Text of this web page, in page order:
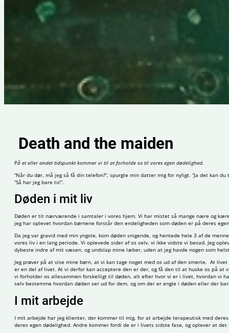
Death and the maiden
På et eller andet tidspunkt kommer vi til at forholde os til vores egen dødelighed.
“Når du dør, må jeg så få din telefon?”, spurgte min datter mig for nyligt. “Ja det kan
“Så har jeg bare to!”.
Døden i mit liv
Døden er tit nærværende i samtaler i vores hjem. Vi har mistet så mange nære og
jeg har oplevet hvordan børnene forstår den endeligheden som døden er på deres
Da jeg var gravid med min yngste, kom døden snigende, og hentede hele 3 af de
vores liv i en lang periode. Vi oplevede sider af os selv, vi ikke vidste vi besad. Jeg
dybeste indre af mit væsen, og undslap mine læber, uden at jeg havde nogen som
Jeg prøver på at vise mine børn, at vi kan tage noget med os ud af den smerte. At
er en del af livet. At vi derfor kan acceptere den er der, og få den til at huske os på
vi forholder os allesammen forskelligt til døden, alt efter hvor vi er i livet, hvordan vi
selv bestemme hvordan døden ser ud for dem, og om der er engle i døden eller der
I mit arbejde
I mit arbejde har jeg klienter, der kommer til mig, for at arbejde terapeutisk med
deres egen dødelighed. Andre kommer fordi de er i livets sidste fase, og oplever at